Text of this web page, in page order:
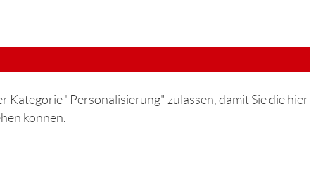
Kategorie "Personalisierung" zulassen, damit Sie die hier
können.